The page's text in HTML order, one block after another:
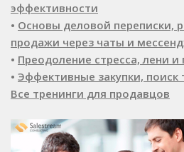
эффективности
• Основы деловой переписки,
продажи через чаты и
• Преодоление стресса, лени и
• Эффективные закупки, поиск
Все тренинги для продавцов